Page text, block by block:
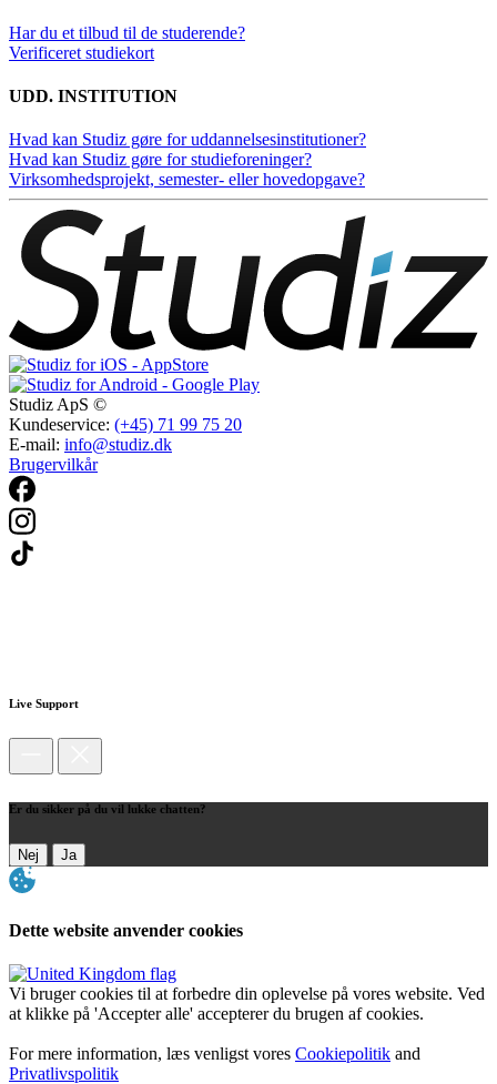
Har du et tilbud til de studerende?
Verificeret studiekort
UDD. INSTITUTION
Hvad kan Studiz gøre for uddannelsesinstitutioner?
Hvad kan Studiz gøre for studieforeninger?
Virksomhedsprojekt, semester- eller hovedopgave?
Studiz ApS ©
Kundeservice: (+45) 71 99 75 20
E-mail: info@studiz.dk
Brugervilkår
Live Support
Er du sikker på du vil lukke chatten?
Nej Ja
Dette website anvender cookies
Vi bruger cookies til at forbedre din oplevelse på vores website. Ved
at klikke på 'Accepter alle' accepterer du brugen af cookies.
For mere information, læs venligst vores Cookiepolitik and
Privatlivspolitik